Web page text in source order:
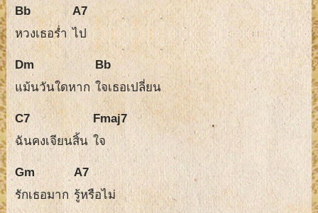
Bb
A7
หวงเธอร่ำ ไป
Dm
Bb
แม้นวันใดหาก ใจเธอเปลี่ยน
C7
Fmaj7
ฉันคงเจียนสิ้น ใจ
Gm
A7
รักเธอมาก รู้หรือไม่